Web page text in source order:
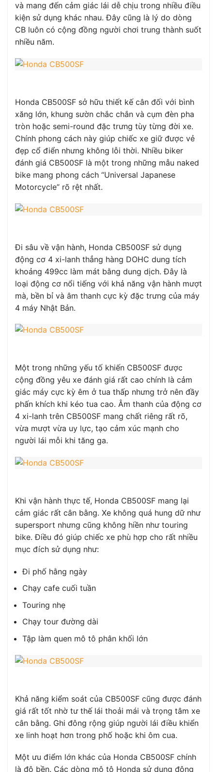
và mang đến cảm giác lái dễ chịu trong nhiều điều
kiện sử dụng khác nhau. Đây cũng là lý do dòng
CB luôn có cộng đồng người chơi trung thành suốt
nhiều năm.
Honda CB500SF sở hữu thiết kế cân đối với bình
xăng lớn, khung sườn chắc chắn và cụm đèn pha
tròn hoặc semi-round đặc trưng tùy từng đời xe.
Chính phong cách này giúp chiếc xe giữ được vẻ
đẹp cổ điển nhưng không lỗi thời. Nhiều biker
đánh giá CB500SF là một trong những mẫu naked
bike mang phong cách “Universal Japanese
Motorcycle” rõ rệt nhất.
Đi sâu về vận hành, Honda CB500SF sử dụng
động cơ 4 xi-lanh thẳng hàng DOHC dung tích
khoảng 499cc làm mát bằng dung dịch. Đây là
loại động cơ nổi tiếng với khả năng vận hành mượt
mà, bền bỉ và âm thanh cực kỳ đặc trưng của máy
4 máy Nhật Bản.
Một trong những yếu tố khiến CB500SF được
cộng đồng yêu xe đánh giá rất cao chính là cảm
giác máy cực kỳ êm ở tua thấp nhưng trở nên đầy
phấn khích khi kéo tua cao. Âm thanh của động cơ
4 xi-lanh trên CB500SF mang chất riêng rất rõ,
vừa mượt vừa uy lực, tạo cảm xúc mạnh cho
người lái mỗi khi tăng ga.
Khi vận hành thực tế, Honda CB500SF mang lại
cảm giác rất cân bằng. Xe không quá hung dữ như
supersport nhưng cũng không hiền như touring
bike. Điều đó giúp chiếc xe phù hợp cho rất nhiều
mục đích sử dụng như:
Đi phố hằng ngày
Chạy cafe cuối tuần
Touring nhẹ
Chạy tour đường dài
Tập làm quen mô tô phân khối lớn
Khả năng kiểm soát của CB500SF cũng được đánh
giá rất tốt nhờ tư thế lái thoải mái và trọng tâm xe
cân bằng. Ghi đông rộng giúp người lái điều khiển
xe linh hoạt hơn trong phố hoặc khi ôm cua.
Một ưu điểm lớn khác của Honda CB500SF chính
là độ bền. Các dòng mô tô Honda sử dụng động